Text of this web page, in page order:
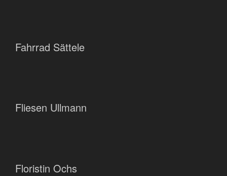
Fahrrad Sättele
Fliesen Ullmann
Floristin Ochs